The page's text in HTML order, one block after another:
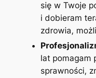
się w Twoje
i dobieram
zdrowia,
lat pomagam
sprawności,